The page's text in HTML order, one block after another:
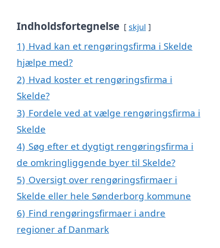
Indholdsfortegnelse skjul
1) Hvad kan et rengøringsfirma i Skelde
hjælpe med?
2) Hvad koster et rengøringsfirma i
Skelde?
3) Fordele ved at vælge rengøringsfirma i
Skelde
4) Søg efter et dygtigt rengøringsfirma i
de omkringliggende byer til Skelde?
5) Oversigt over rengøringsfirmaer i
Skelde eller hele Sønderborg kommune
6) Find rengøringsfirmaer i andre
regioner af Danmark